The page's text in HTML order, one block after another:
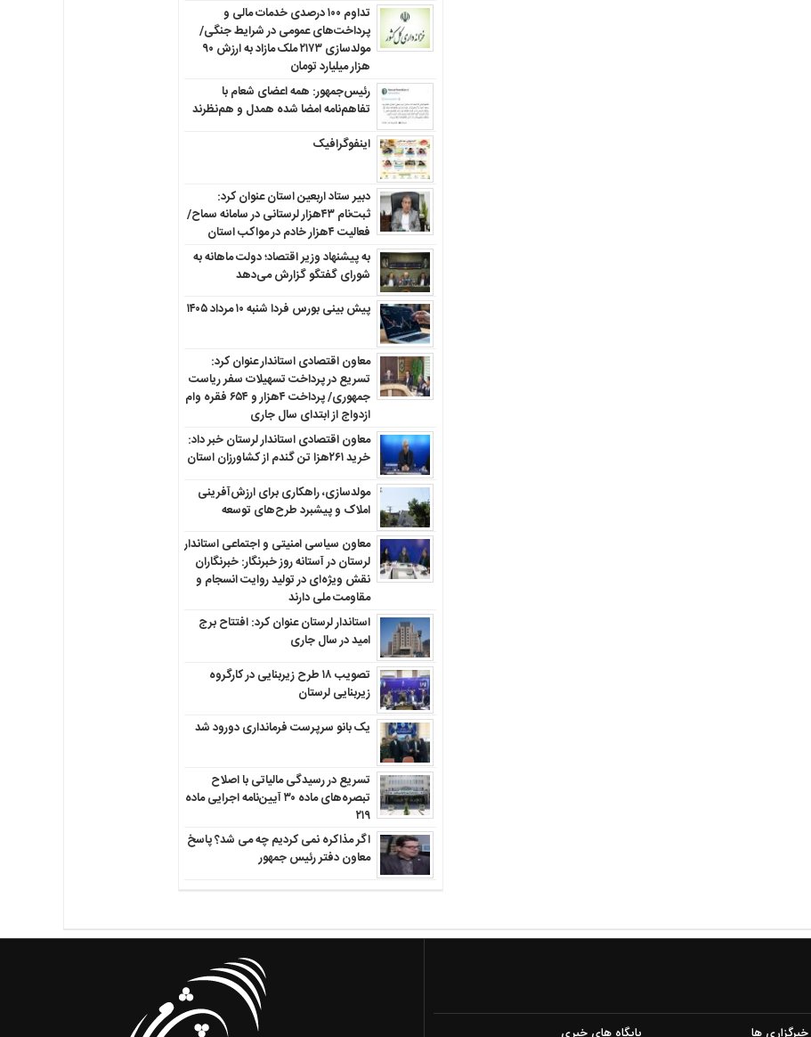
تداوم ۱۰۰ درصدی خدمات مالی و
پرداخت‌های عمومی در شرایط جنگی/
مولدسازی ۲۱۷۳ ملک مازاد به ارزش ۹۰
هزار میلیارد تومان
رئیس‌جمهور: همه اعضای شعام با
تفاهم‌نامه امضا شده همدل و هم‌نظرند
اینفوگرافیک
دبیر ستاد اربعین استان عنوان کرد:
ثبت‌نام ۴۳هزار لرستانی در سامانه سماح/
فعالیت ۴هزار خادم در مواکب استان
به پیشنهاد وزیر اقتصاد؛ دولت ماهانه به
شورای گفتگو گزارش می‌دهد
پیش بینی بورس فردا شنبه ۱۰ مرداد ۱۴۰۵
معاون اقتصادی استاندار عنوان کرد:
تسریع در پرداخت تسهیلات سفر ریاست
جمهوری/ پرداخت ۴هزار و ۶۵۴ فقره وام
ازدواج از ابتدای سال جاری
معاون اقتصادی استاندار لرستان خبر داد:
خرید ۲۶۱هزا تن گندم از کشاورزان استان
مولدسازی، راهکاری برای ارزش‌آفرینی
املاک و پیشبرد طرح‌های توسعه
معاون سیاسی امنیتی و اجتماعی استاندار
لرستان در آستانه روز خبرنگار: خبرنگاران
نقش ویژه‌ای در تولید روایت انسجام و
مقاومت ملی دارند
استاندار لرستان عنوان کرد: افتتاح برج
امید در سال جاری
تصویب ۱۸ طرح زیربنایی در کارگروه
زیربنایی لرستان
یک بانو سرپرست فرمانداری دورود شد
تسریع در رسیدگی مالیاتی با اصلاح
تبصره‌های ماده ۳۰ آیین‌نامه اجرایی ماده
۲۱۹
اگر مذاکره نمی کردیم چه می شد؟ پاسخ
معاون دفتر رئیس جمهور
خبرگزاری ها پایگاه های خبری